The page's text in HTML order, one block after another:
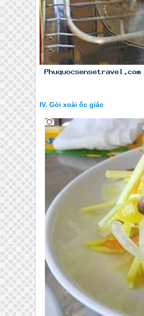
Gỏi xoài ốc giác